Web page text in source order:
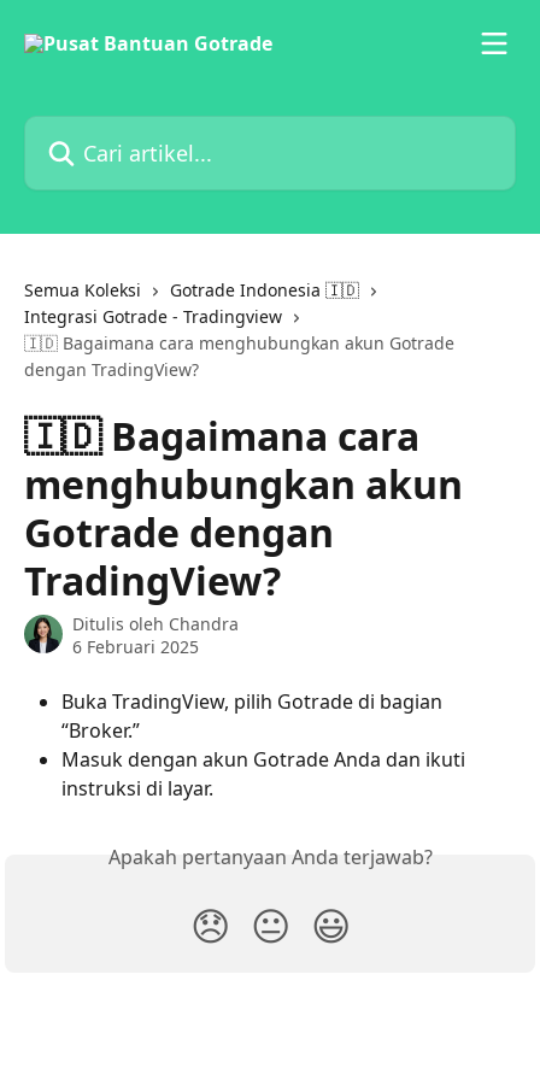
Cari artikel...
Semua Koleksi
Gotrade Indonesia 🇮🇩
Integrasi Gotrade - Tradingview
🇮🇩 Bagaimana cara menghubungkan akun Gotrade
dengan TradingView?
🇮🇩 Bagaimana cara
menghubungkan akun
Gotrade dengan
TradingView?
Ditulis oleh Chandra
6 Februari 2025
Buka TradingView, pilih Gotrade di bagian
“Broker.”
Masuk dengan akun Gotrade Anda dan ikuti
instruksi di layar.
Apakah pertanyaan Anda terjawab?
😞 😐 😃